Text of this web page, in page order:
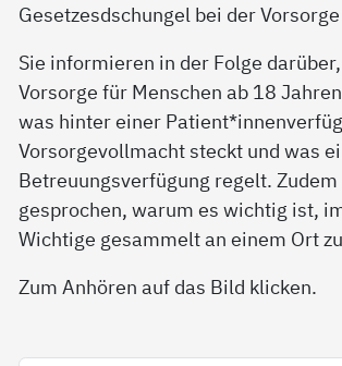
Gesetzesdschungel bei der
Sie informieren in der Folge
Vorsorge für Menschen ab 18
was hinter einer
Vorsorgevollmacht steckt und was
Betreuungsverfügung regelt.
gesprochen, warum es wichtig ist,
Wichtige gesammelt an einem Ort
Zum Anhören auf das Bild klicken.